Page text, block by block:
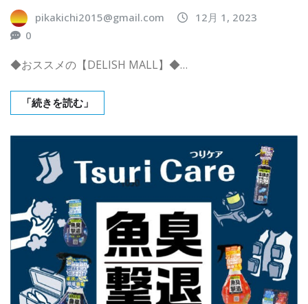
pikakichi2015@gmail.com
12月 1, 2023
0
◆おススメの【DELISH MALL】◆…
「続きを読む」